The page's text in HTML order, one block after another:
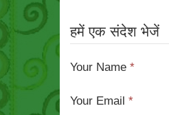
हमें एक संदेश भेजें
Your Name *
Your Email *